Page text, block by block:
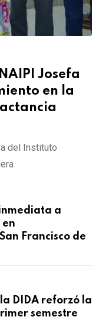
Josefa
en la
del Instituto
a
en
Francisco de
DIDA reforzó la
semestre